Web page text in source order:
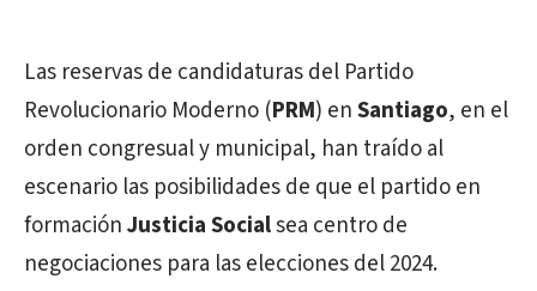
Las reservas de candidaturas del Partido
Revolucionario Moderno (PRM) enSantiago, en el
orden congresual y municipal, han traído al
escenario las posibilidades de que el partido en
formaciónJusticia Socialsea centro de
negociaciones para las elecciones del 2024.